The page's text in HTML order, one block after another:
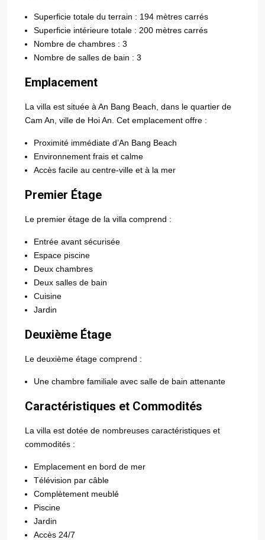
Superficie totale du terrain : 194 mètres carrés
Superficie intérieure totale : 200 mètres carrés
Nombre de chambres : 3
Nombre de salles de bain : 3
Emplacement
La villa est située à An Bang Beach, dans le quartier de
Cam An, ville de Hoi An. Cet emplacement offre :
Proximité immédiate d’An Bang Beach
Environnement frais et calme
Accès facile au centre-ville et à la mer
Premier Étage
Le premier étage de la villa comprend :
Entrée avant sécurisée
Espace piscine
Deux chambres
Deux salles de bain
Cuisine
Jardin
Deuxième Étage
Le deuxième étage comprend :
Une chambre familiale avec salle de bain attenante
Caractéristiques et Commodités
La villa est dotée de nombreuses caractéristiques et
commodités :
Emplacement en bord de mer
Télévision par câble
Complètement meublé
Piscine
Jardin
Accès 24/7